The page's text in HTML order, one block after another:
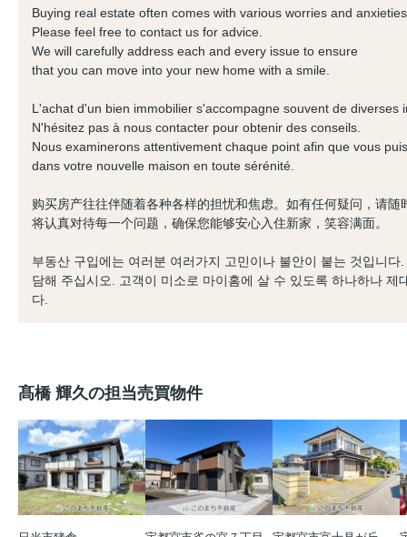
Buying real estate often comes with various worries and
Please feel free to contact us for advice.
We will carefully address each and every issue to ensure
that you can move into your new home with a smile.
L'achat d'un bien immobilier s'accompagne souvent de diverses
N'hésitez pas à nous contacter pour obtenir des conseils.
Nous examinerons attentivement chaque point afin que vous
dans votre nouvelle maison en toute sérénité.
购买房产往往伴随着各种各样的担忧和焦虑。如有任何疑问，请随
将认真对待每一个问题，确保您能够安心入住新家，笑容满面。
부동산 구입에는 여러분 여러가지 고민이나 불안이 붙는 것입니다
담해 주십시오. 고객이 미소로 마이홈에 살 수 있도록 하나하나 제
다.
髙橋 輝久の担当売買物件